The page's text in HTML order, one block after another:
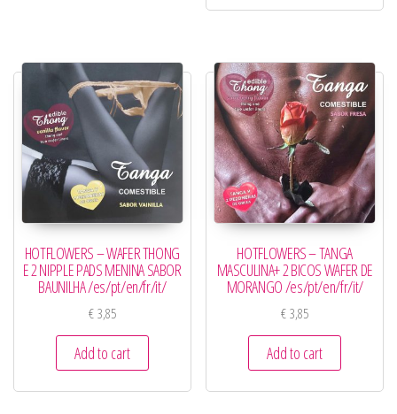
HOTFLOWERS – WAFER THONG
E 2 NIPPLE PADS MENINA SABOR
BAUNILHA /es/pt/en/fr/it/
€3,85
Add to cart
HOTFLOWERS – TANGA
MASCULINA+ 2 BICOS WAFER DE
MORANGO /es/pt/en/fr/it/
€3,85
Add to cart